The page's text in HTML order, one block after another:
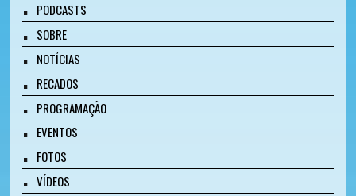
PODCASTS
SOBRE
NOTÍCIAS
RECADOS
PROGRAMAÇÃO
EVENTOS
FOTOS
VÍDEOS